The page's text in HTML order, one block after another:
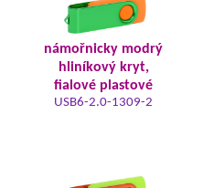
námořnicky modrý
hliníkový kryt,
fialové plastové
USB6-2.0-1309-2